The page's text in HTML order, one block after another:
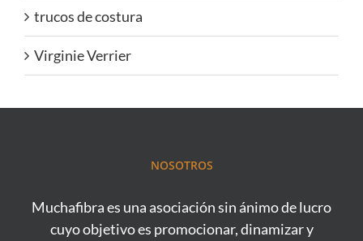
trucos de costura
Virginie Verrier
NOSOTROS
Muchafibra es una asociación sin ánimo de lucro
cuyo objetivo es promocionar, dinamizar y